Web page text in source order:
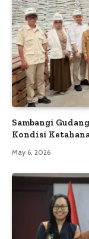
Sambangi
Kondisi
May 6, 2026